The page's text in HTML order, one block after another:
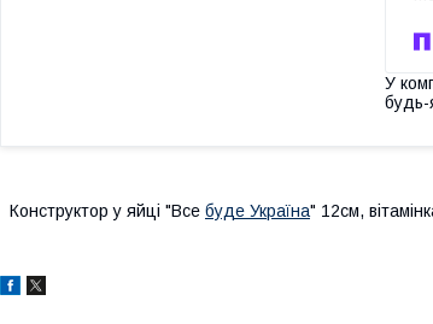
У
будь-
Конструктор у яйці "Все буде Україна" 12см,